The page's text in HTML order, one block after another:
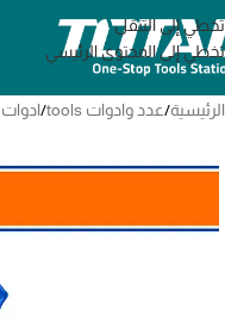
تخطي إلى التنقل
تخطي إلى المحتوى الرئيسي
الرئيسية/عدد وادوات tools /